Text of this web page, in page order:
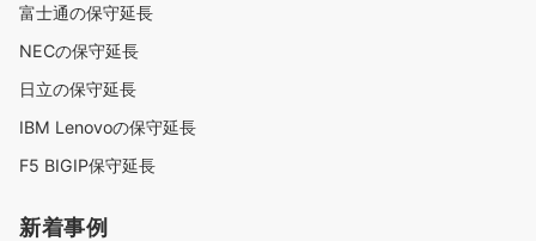
富士通の保守延長
NECの保守延長
日立の保守延長
IBM Lenovoの保守延長
F5 BIGIP保守延長
新着事例